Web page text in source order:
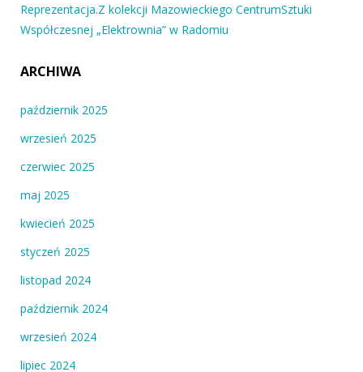
Reprezentacja.Z kolekcji Mazowieckiego CentrumSztuki
Współczesnej „Elektrownia” w Radomiu
ARCHIWA
październik 2025
wrzesień 2025
czerwiec 2025
maj 2025
kwiecień 2025
styczeń 2025
listopad 2024
październik 2024
wrzesień 2024
lipiec 2024